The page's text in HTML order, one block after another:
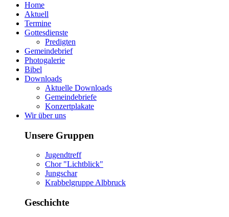
Home
Aktuell
Termine
Gottesdienste
Predigten
Gemeindebrief
Photogalerie
Bibel
Downloads
Aktuelle Downloads
Gemeindebriefe
Konzertplakate
Wir über uns
Unsere Gruppen
Jugendtreff
Chor "Lichtblick"
Jungschar
Krabbelgruppe Albbruck
Geschichte